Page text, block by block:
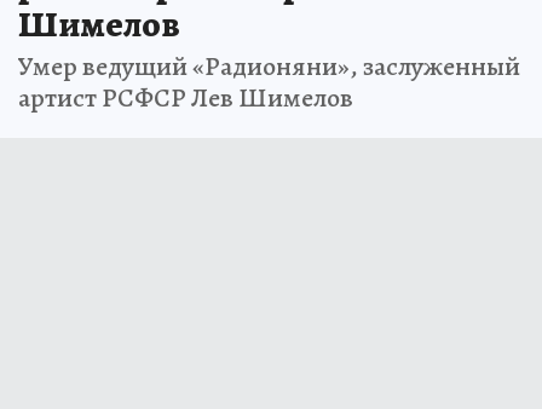
Шимелов
Умер ведущий «Радионяни», заслуженный
артист РСФСР Лев Шимелов